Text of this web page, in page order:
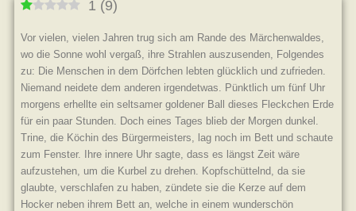
1 (9)
Vor vielen, vielen Jahren trug sich am Rande des Märchenwaldes,
wo die Sonne wohl vergaß, ihre Strahlen auszusenden, Folgendes
zu: Die Menschen in dem Dörfchen lebten glücklich und zufrieden.
Niemand neidete dem anderen irgendetwas. Pünktlich um fünf Uhr
morgens erhellte ein seltsamer goldener Ball dieses Fleckchen Erde
für ein paar Stunden. Doch eines Tages blieb der Morgen dunkel.
Trine, die Köchin des Bürgermeisters, lag noch im Bett und schaute
zum Fenster. Ihre innere Uhr sagte, dass es längst Zeit wäre
aufzustehen, um die Kurbel zu drehen. Kopfschüttelnd, da sie
glaubte, verschlafen zu haben, zündete sie die Kerze auf dem
Hocker neben ihrem Bett an, welche in einem wunderschön